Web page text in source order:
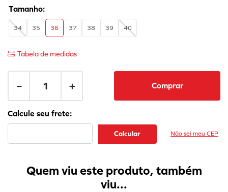
34 35 36 37 38 39 40
Tabela de medidas
＋
－ Comprar
Não sei meu CEP
Quem viu este produto, também
viu...